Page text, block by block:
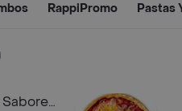
RappiPromo Pastas